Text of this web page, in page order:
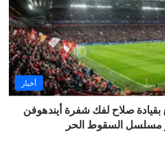
أخبار
صلاح لفك شفرة أيندهوفن
مسلسل السقوط الحر